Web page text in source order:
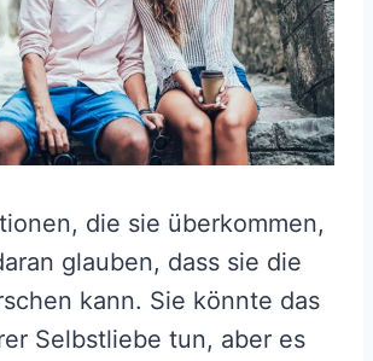
die sie überkommen,
glauben, dass sie die
kann. Sie könnte das
Selbstliebe tun, aber es